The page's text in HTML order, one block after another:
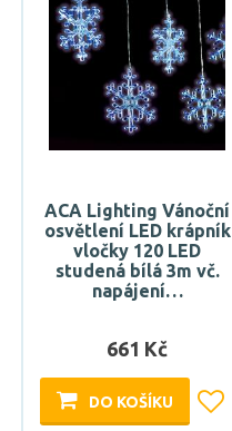
ACA Lighting Vánoční
osvětlení LED krápník
vločky 120 LED
studená bílá 3m vč.
napájení…
661 Kč
DO KOŠÍKU